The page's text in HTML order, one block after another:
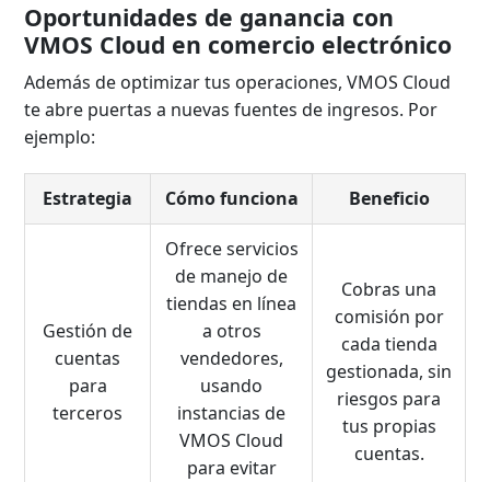
Oportunidades de ganancia con
VMOS Cloud en comercio electrónico
Además de optimizar tus operaciones, VMOS Cloud
te abre puertas a nuevas fuentes de ingresos. Por
ejemplo:
Estrategia Cómo funciona Beneficio
Gestión de
cuentas
para
terceros
Ofrece servicios
de manejo de
tiendas en línea
a otros
vendedores,
usando
instancias de
VMOS Cloud
para evitar
Cobras una
comisión por
cada tienda
gestionada, sin
riesgos para
tus propias
cuentas.